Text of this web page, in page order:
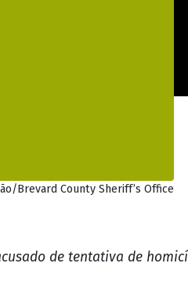
Brevard County Sheriff’s Office
de tentativa de